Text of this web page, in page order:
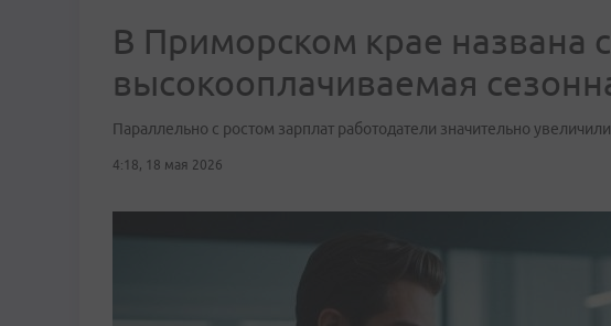
В Приморском крае названа
высокооплачиваемая
Параллельно с ростом зарплат работодатели значительно
4:18, 18 мая 2026